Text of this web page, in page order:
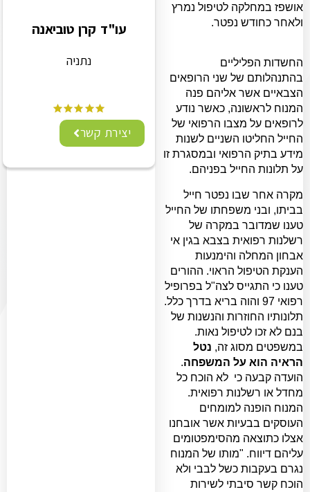
אושפז במחלקה לטיפול נמרץ
ולאחר כחודש נפטר.
החשדות הפליליים
בהתנהלותם של שני הרופאים
הצבאיים אשר אליהם פנה
המנוח לראשונה, כאשר נודע
לרופאים על מצבו הרפואי של
החייל החליטו השניים לשנות
מידע בתיק הרפואי ובמסגרת זו
על תלונות החייל בפניהם.
מקרה אחר שבו נפטר חייל
בביתו, ובני משפחתו של החייל
טענו שמדובר במקרה של
רשלנות רפואית בצבא בגין אי
אבחון המחלה והימנעות
הענקת הטיפול הראוי. ההורים
טענו כי התגייס לצה"ל בפרופיל
רפואי 97 והוה בריא בדרך כלל.
תלונותיו החוזרות והנשנות של
בנם לא זכו לטיפול נאות.
במשפטים מסוג זה,נטל
הראיה הוא על המשפחה.
הועדה קבעה כי לא הוכח כל
מחדל או רשלנות רפואית.
המנוח הופנה למומחים
העוסקים בבעיות אשר אובחנו
אצלו כתוצאה מהסימפטומים
עליהם דיווח. "מותו של המנוח
נגרם בעקבות כשל לבבי ולא
הוכח קשר סיבתי לשירות
עו"ד קרן טוביאנה
נתניה
יצירת קשר